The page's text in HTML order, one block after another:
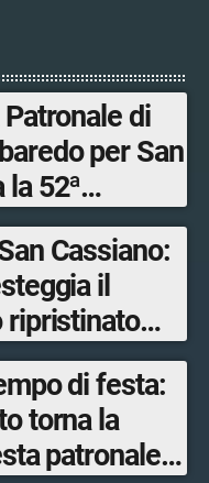
di
per San
52ª
più sentita
Cassiano:
il
ripristinato
di festa:
torna la
patronale